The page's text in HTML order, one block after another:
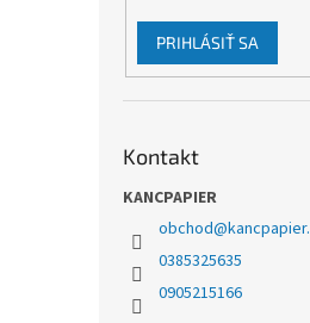
PRIHLÁSIŤ SA
Kontakt
KANCPAPIER
obchod@
0385325635
0905215166